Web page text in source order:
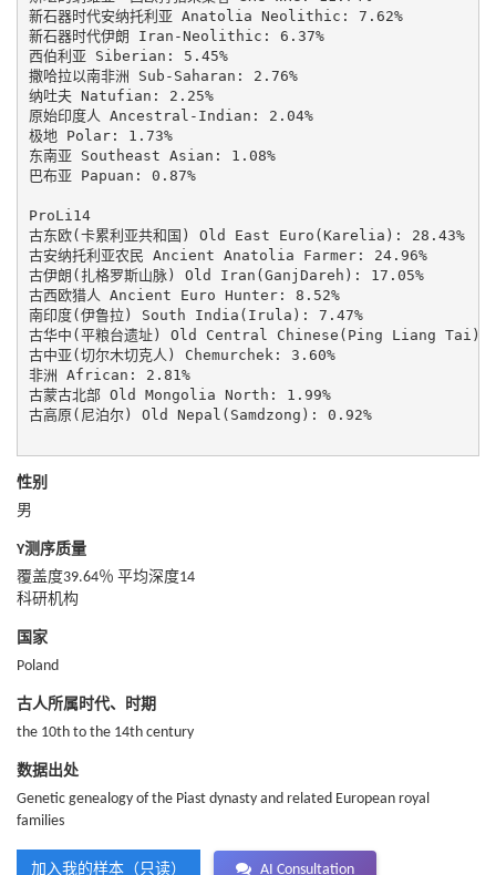
新石器时代安纳托利亚 Anatolia Neolithic: 7.62%
新石器时代伊朗 Iran-Neolithic: 6.37%
西伯利亚 Siberian: 5.45%
撒哈拉以南非洲 Sub-Saharan: 2.76%
纳吐夫 Natufian: 2.25%
原始印度人 Ancestral-Indian: 2.04%
极地 Polar: 1.73%
东南亚 Southeast Asian: 1.08%
巴布亚 Papuan: 0.87%
ProLi14
古东欧(卡累利亚共和国) Old East Euro(Karelia): 28.43%
古安纳托利亚农民 Ancient Anatolia Farmer: 24.96%
古伊朗(扎格罗斯山脉) Old Iran(GanjDareh): 17.05%
古西欧猎人 Ancient Euro Hunter: 8.52%
南印度(伊鲁拉) South India(Irula): 7.47%
古华中(平粮台遗址) Old Central Chinese(Ping Liang Tai):
古中亚(切尔木切克人) Chemurchek: 3.60%
非洲 African: 2.81%
古蒙古北部 Old Mongolia North: 1.99%
古高原(尼泊尔) Old Nepal(Samdzong): 0.92%
性别
男
Y测序质量
覆盖度39.64％ 平均深度14
科研机构
国家
Poland
古人所属时代、时期
the 10th to the 14th century
数据出处
Genetic genealogy of the Piast dynasty and related European royal
families
加入我的样本（只读） AI Consultation